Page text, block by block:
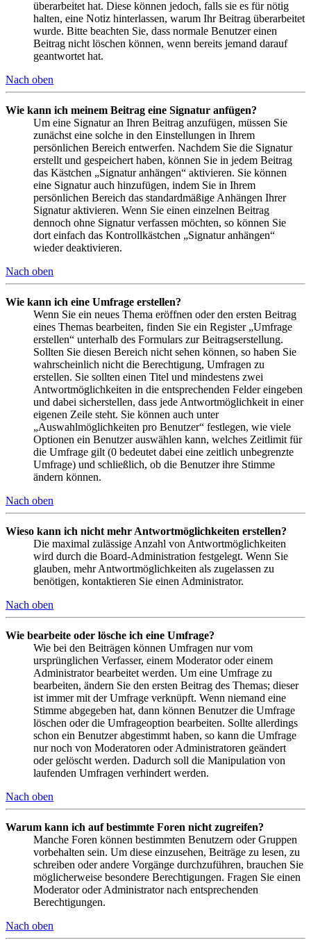
überarbeitet hat. Diese können jedoch, falls sie es für nötig
halten, eine Notiz hinterlassen, warum Ihr Beitrag überarbeitet
wurde. Bitte beachten Sie, dass normale Benutzer einen
Beitrag nicht löschen können, wenn bereits jemand darauf
geantwortet hat.
Nach oben
Wie kann ich meinem Beitrag eine Signatur anfügen?
Um eine Signatur an Ihren Beitrag anzufügen, müssen Sie
zunächst eine solche in den Einstellungen in Ihrem
persönlichen Bereich entwerfen. Nachdem Sie die Signatur
erstellt und gespeichert haben, können Sie in jedem Beitrag
das Kästchen „Signatur anhängen“ aktivieren. Sie können
eine Signatur auch hinzufügen, indem Sie in Ihrem
persönlichen Bereich das standardmäßige Anhängen Ihrer
Signatur aktivieren. Wenn Sie einen einzelnen Beitrag
dennoch ohne Signatur verfassen möchten, so können Sie
dort einfach das Kontrollkästchen „Signatur anhängen“
wieder deaktivieren.
Nach oben
Wie kann ich eine Umfrage erstellen?
Wenn Sie ein neues Thema eröffnen oder den ersten Beitrag
eines Themas bearbeiten, finden Sie ein Register „Umfrage
erstellen“ unterhalb des Formulars zur Beitragserstellung.
Sollten Sie diesen Bereich nicht sehen können, so haben Sie
wahrscheinlich nicht die Berechtigung, Umfragen zu
erstellen. Sie sollten einen Titel und mindestens zwei
Antwortmöglichkeiten in die entsprechenden Felder eingeben
und dabei sicherstellen, dass jede Antwortmöglichkeit in einer
eigenen Zeile steht. Sie können auch unter
„Auswahlmöglichkeiten pro Benutzer“ festlegen, wie viele
Optionen ein Benutzer auswählen kann, welches Zeitlimit für
die Umfrage gilt (0 bedeutet dabei eine zeitlich unbegrenzte
Umfrage) und schließlich, ob die Benutzer ihre Stimme
ändern können.
Nach oben
Wieso kann ich nicht mehr Antwortmöglichkeiten erstellen?
Die maximal zulässige Anzahl von Antwortmöglichkeiten
wird durch die Board-Administration festgelegt. Wenn Sie
glauben, mehr Antwortmöglichkeiten als zugelassen zu
benötigen, kontaktieren Sie einen Administrator.
Nach oben
Wie bearbeite oder lösche ich eine Umfrage?
Wie bei den Beiträgen können Umfragen nur vom
ursprünglichen Verfasser, einem Moderator oder einem
Administrator bearbeitet werden. Um eine Umfrage zu
bearbeiten, ändern Sie den ersten Beitrag des Themas; dieser
ist immer mit der Umfrage verknüpft. Wenn niemand eine
Stimme abgegeben hat, dann können Benutzer die Umfrage
löschen oder die Umfrageoption bearbeiten. Sollte allerdings
schon ein Benutzer abgestimmt haben, so kann die Umfrage
nur noch von Moderatoren oder Administratoren geändert
oder gelöscht werden. Dadurch soll die Manipulation von
laufenden Umfragen verhindert werden.
Nach oben
Warum kann ich auf bestimmte Foren nicht zugreifen?
Manche Foren können bestimmten Benutzern oder Gruppen
vorbehalten sein. Um diese einzusehen, Beiträge zu lesen, zu
schreiben oder andere Vorgänge durchzuführen, brauchen Sie
möglicherweise besondere Berechtigungen. Fragen Sie einen
Moderator oder Administrator nach entsprechenden
Berechtigungen.
Nach oben